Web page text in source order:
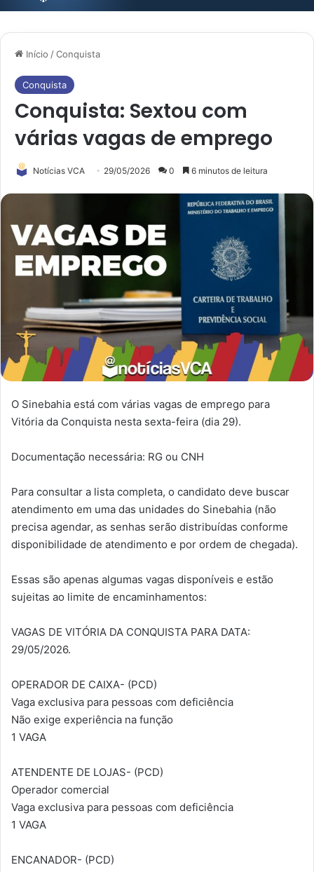
Início /Conquista
Conquista
Conquista: Sextou com
várias vagas de emprego
Notícias VCA 29/05/2026 0 6 minutos de leitura
O Sinebahia está com várias vagas de emprego para
Vitória da Conquista nesta sexta-feira (dia 29).
Documentação necessária: RG ou CNH
Para consultar a lista completa, o candidato deve buscar
atendimento em uma das unidades do Sinebahia (não
precisa agendar, as senhas serão distribuídas conforme
disponibilidade de atendimento e por ordem de chegada).
Essas são apenas algumas vagas disponíveis e estão
sujeitas ao limite de encaminhamentos:
VAGAS DE VITÓRIA DA CONQUISTA PARA DATA:
29/05/2026.
OPERADOR DE CAIXA- (PCD)
Vaga exclusiva para pessoas com deficiência
Não exige experiência na função
1 VAGA
ATENDENTE DE LOJAS- (PCD)
Operador comercial
Vaga exclusiva para pessoas com deficiência
1 VAGA
ENCANADOR- (PCD)